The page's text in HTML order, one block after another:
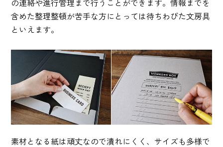
の連絡や進行管理まで行うことができます。情報までを
含めた整理整頓が苦手な方にとっては待ちわびた文房具
といえます。
素材となる紙は頑丈なので潰れにくく、サイズも多様で